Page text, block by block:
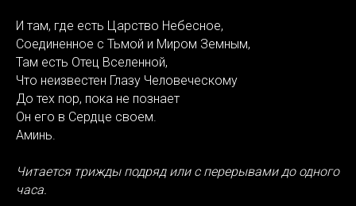
И там, где есть Царство Небесное,
Соединенное с Тьмой и Миром Земным,
Там есть Отец Вселенной,
Что неизвестен Глазу Человеческому
До тех пор, пока не познает
Он его в Сердце своем.
Аминь.
Читается трижды подряд или с перерывами до одного
часа.